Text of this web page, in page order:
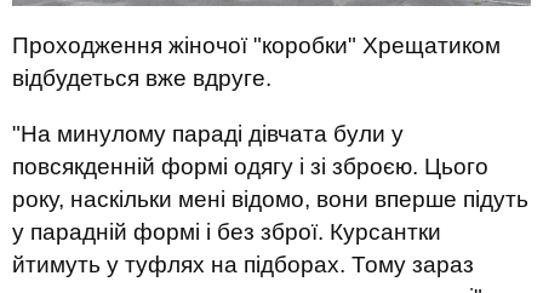
Проходження жіночої "коробки" Хрещатиком
відбудеться вже вдруге.
"На минулому параді дівчата були у
повсякденній формі одягу і зі зброєю. Цього
року, наскільки мені відомо, вони вперше підуть
у парадній формі і без зброї. Курсантки
йтимуть у туфлях на підборах. Тому зараз